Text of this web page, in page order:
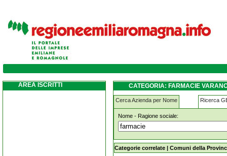
farmacie varano-de--melegari
AREA ISCRITTI CATEGORIA: FARMACIE
Cerca Azienda per Nome Ricerca
Nome - Ragione sociale:
farmacie varano-de--melegari
Categorie correlate | Comuni della